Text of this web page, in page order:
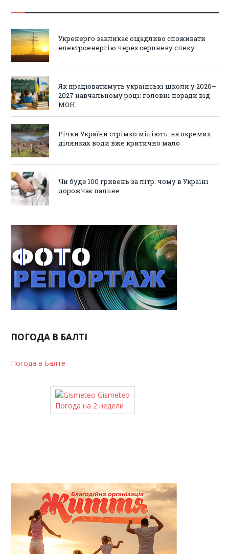
Укренерго закликає ощадливо споживати
електроенергію через серпневу спеку
Як працюватимуть українські школи у 2026–
2027 навчальному році: головні поради від
МОН
Річки України стрімко міліють: на окремих
ділянках води вже критично мало
Чи буде 100 гривень за літр: чому в Україні
дорожчає пальне
ПОГОДА В БАЛТІ
Погода в Балте
Gismeteo
Погода на 2 недели